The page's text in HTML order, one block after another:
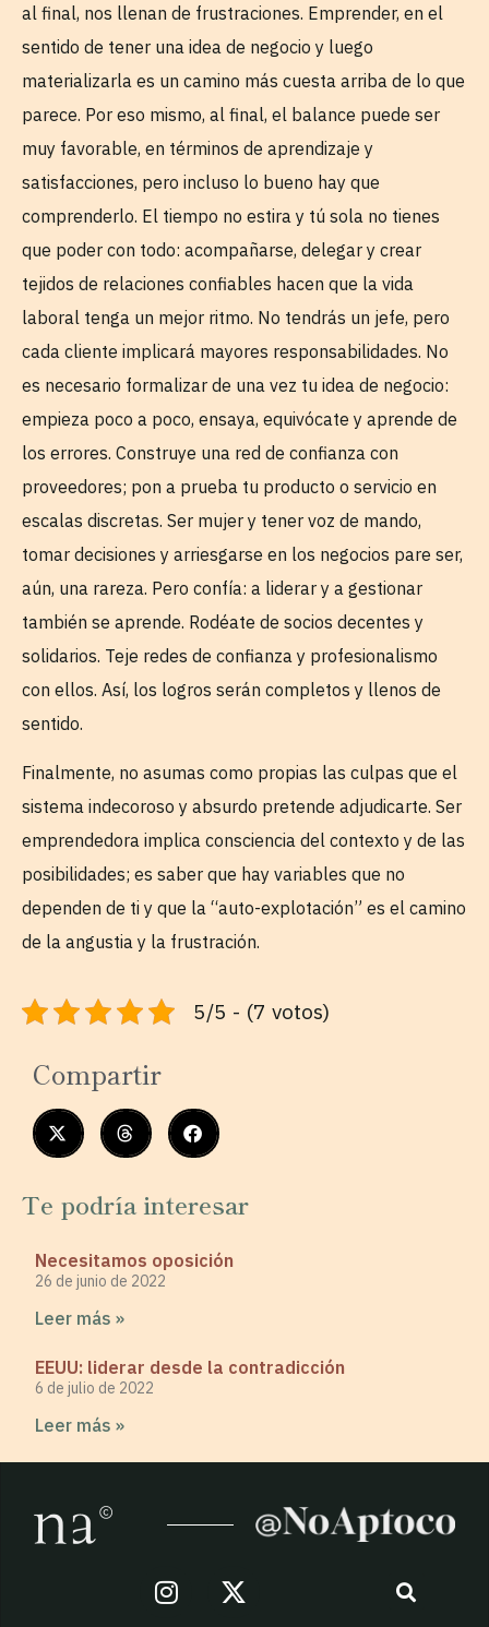
al final, nos llenan de frustraciones. Emprender, en el
sentido de tener una idea de negocio y luego
materializarla es un camino más cuesta arriba de lo que
parece. Por eso mismo, al final, el balance puede ser
muy favorable, en términos de aprendizaje y
satisfacciones, pero incluso lo bueno hay que
comprenderlo. El tiempo no estira y tú sola no tienes
que poder con todo: acompañarse, delegar y crear
tejidos de relaciones confiables hacen que la vida
laboral tenga un mejor ritmo. No tendrás un jefe, pero
cada cliente implicará mayores responsabilidades. No
es necesario formalizar de una vez tu idea de negocio:
empieza poco a poco, ensaya, equivócate y aprende de
los errores. Construye una red de confianza con
proveedores; pon a prueba tu producto o servicio en
escalas discretas. Ser mujer y tener voz de mando,
tomar decisiones y arriesgarse en los negocios pare ser,
aún, una rareza. Pero confía: a liderar y a gestionar
también se aprende. Rodéate de socios decentes y
solidarios. Teje redes de confianza y profesionalismo
con ellos. Así, los logros serán completos y llenos de
sentido.
Finalmente, no asumas como propias las culpas que el
sistema indecoroso y absurdo pretende adjudicarte. Ser
emprendedora implica consciencia del contexto y de las
posibilidades; es saber que hay variables que no
dependen de ti y que la “auto-explotación” es el camino
de la angustia y la frustración.
5/5 - (7 votos)
Compartir
Te podría interesar
Necesitamos oposición
26 de junio de 2022
Leer más »
EEUU: liderar desde la contradicción
6 de julio de 2022
Leer más »